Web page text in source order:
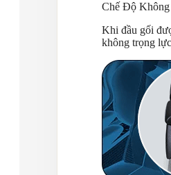
Chế Độ
Khi đầu gối
không trọng